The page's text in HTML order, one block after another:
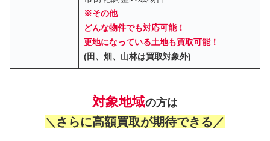
※その他
どんな物件でも対応可能！
更地になっている土地も買取可能！
(田、畑、山林は買取対象外)
対象地域の方は
＼ さらに高額買取が期待できる／